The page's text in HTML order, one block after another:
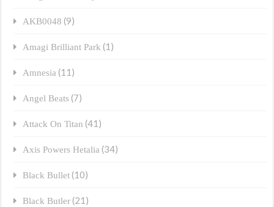
AKB0048 (9)
Amagi Brilliant Park (1)
Amnesia (11)
Angel Beats (7)
Attack On Titan (41)
Axis Powers Hetalia (34)
Black Bullet (10)
Black Butler (21)